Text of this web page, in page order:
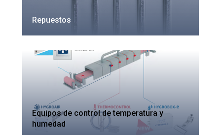
Repuestos
Equipos de control de temperatura y
humedad